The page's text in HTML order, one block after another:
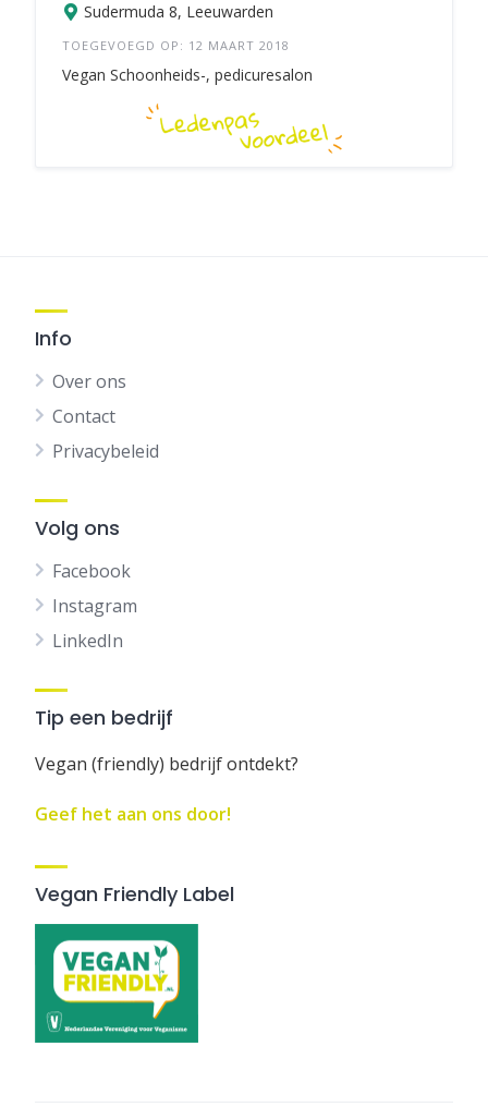
Sudermuda 8, Leeuwarden
TOEGEVOEGD OP: 12 MAART 2018
Vegan Schoonheids-, pedicuresalon
Info
Over ons
Contact
Privacybeleid
Volg ons
Facebook
Instagram
LinkedIn
Tip een bedrijf
Vegan (friendly) bedrijf ontdekt?
Geef het aan ons door!
Vegan Friendly Label